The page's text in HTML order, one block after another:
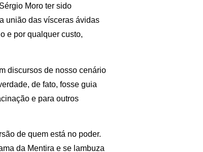
Moro ter sido
união das vísceras ávidas
e por qualquer custo,
discursos de nosso cenário
de fato, fosse guia
e para outros
de quem está no poder.
da Mentira e se lambuza